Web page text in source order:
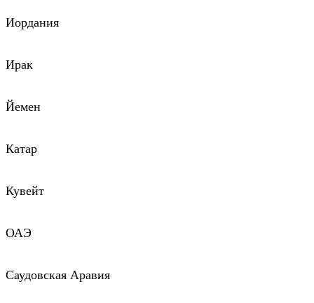
Иордания
Ирак
Йемен
Катар
Кувейт
ОАЭ
Саудовская Аравия